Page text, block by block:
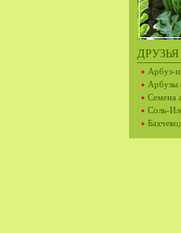
Арбуз-
Арбузы
Семена
Соль-